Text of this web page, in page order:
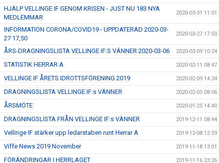
HJÄLP VELLINGE IF GENOM KRISEN - JUST NU 183 NYA
MEDLEMMAR
2020-03-31 11:01
INFORMATION CORONA/COVID19 - UPPDATERAD 2020-03-
27 17,50
2020-03-27 17:50
ÅRS-DRAGNINGSLISTA VELLINGE IF:S VÄNNER 2020-03-06 2020-03-09 10:24
STATISTIK HERRAR A 2020-02-11 08:47
VELLINGE IF ÅRETS IDROTTSFÖRENING 2019 2020-02-09 14:34
DRAGNINGSLISTA VELLINGE IF:s VÄNNER 2020-02-05 08:06
ÅRSMÖTE 2020-01-25 14:40
DRAGNINGSLISTA FRÅN VELLINGE IF:s VÄNNER 2019-12-11 08:44
Vellinge IF stärker upp ledarstaben runt Herrar A 2019-12-08 12:59
Viffe News 2019 November 2019-11-18 13:01
FÖRÄNDRINGAR I HERRLAGET 2019-11-16 23:26